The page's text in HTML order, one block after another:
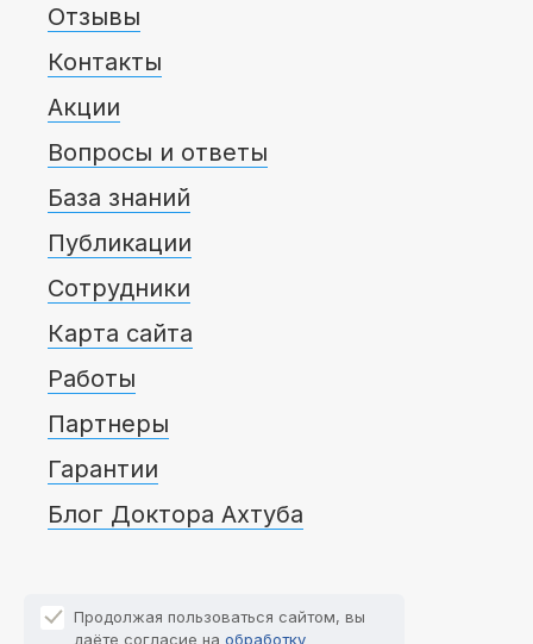
Отзывы
Контакты
Акции
Вопросы и ответы
База знаний
Публикации
Сотрудники
Карта сайта
Работы
Партнеры
Гарантии
Блог Доктора Ахтуба
Продолжая пользоваться сайтом, вы
даёте согласие на обработку